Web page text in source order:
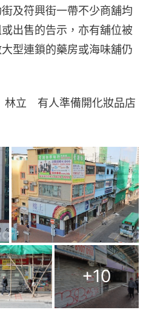
及符興街一帶不少商舖均
出售的告示，亦有舖位被
型連鎖的藥房或海味舖仍
林立 有人準備開化妝品店
+10